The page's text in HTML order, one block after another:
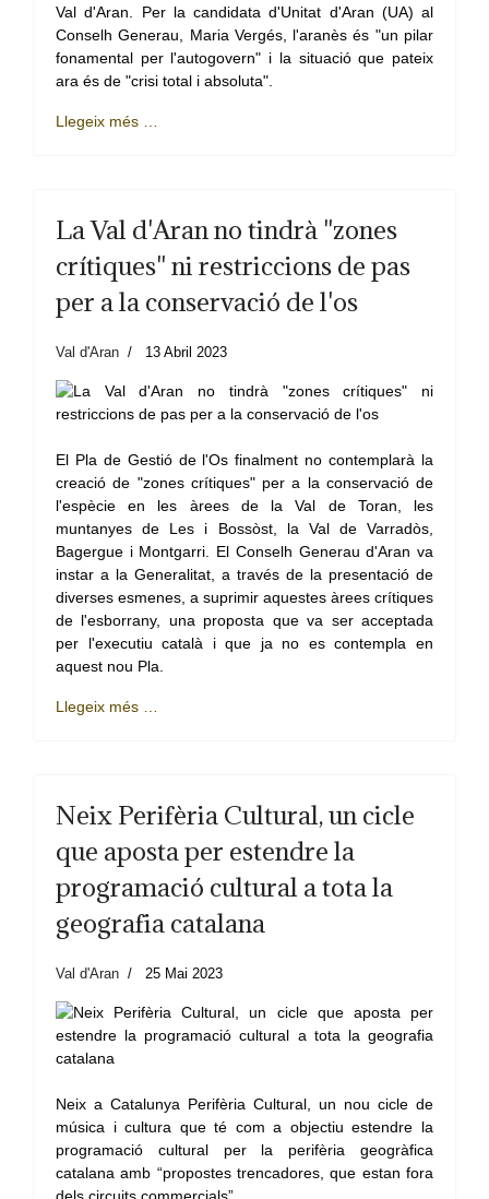
Val d'Aran. Per la candidata d'Unitat d'Aran (UA) al
Conselh Generau, Maria Vergés, l'aranès és "un pilar
fonamental per l'autogovern" i la situació que pateix
ara és de "crisi total i absoluta".
Llegeix més …
La Val d'Aran no tindrà "zones
crítiques" ni restriccions de pas
per a la conservació de l'os
Val d'Aran 13 Abril 2023
El Pla de Gestió de l'Os finalment no contemplarà la
creació de "zones crítiques" per a la conservació de
l'espècie en les àrees de la Val de Toran, les
muntanyes de Les i Bossòst, la Val de Varradòs,
Bagergue i Montgarri. El Conselh Generau d'Aran va
instar a la Generalitat, a través de la presentació de
diverses esmenes, a suprimir aquestes àrees crítiques
de l'esborrany, una proposta que va ser acceptada
per l'executiu català i que ja no es contempla en
aquest nou Pla.
Llegeix més …
Neix Perifèria Cultural, un cicle
que aposta per estendre la
programació cultural a tota la
geografia catalana
Val d'Aran 25 Mai 2023
Neix a Catalunya Perifèria Cultural, un nou cicle de
música i cultura que té com a objectiu estendre la
programació cultural per la perifèria geogràfica
catalana amb “propostes trencadores, que estan fora